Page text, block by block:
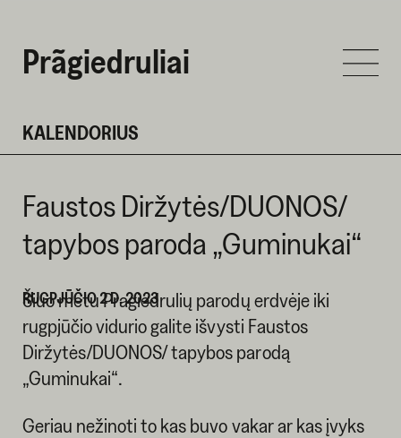
Prãgiedruliai
KALENDORIUS
Faustos Diržytės/DUONOS/
tapybos paroda „Guminukai“
RUGPJŪČIO 2 D. 2023
Šiuo metu Pragiedrulių parodų erdvėje iki
rugpjūčio vidurio galite išvysti Faustos
Diržytės/DUONOS/ tapybos parodą
„Guminukai“.
Geriau nežinoti to kas buvo vakar ar kas įvyks